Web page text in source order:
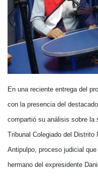
En una reciente entrega del
con la presencia del
compartió su análisis sobre la
Tribunal Colegiado del
Antipulpo, proceso judicial
hermano del expresidente